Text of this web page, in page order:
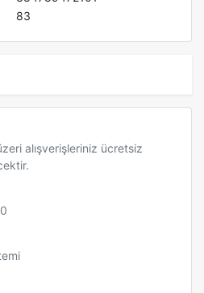
83
alışverişleriniz ücretsiz